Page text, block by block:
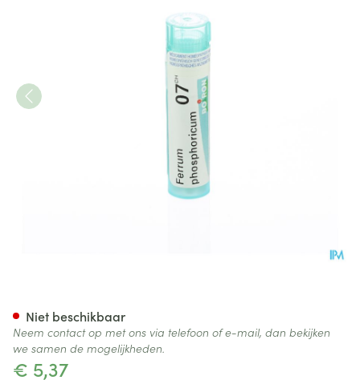
€ 5,37
Niet beschikbaar
Neem contact op met ons via telefoon of e-mail, dan bekijken
we samen de mogelijkheden.